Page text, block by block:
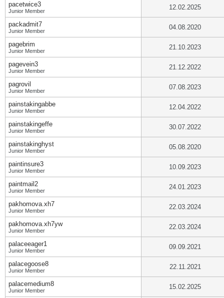
pacetwice3
Junior Member 12.02.2025
packadmit7
Junior Member 04.08.2020
pagebrim
Junior Member 21.10.2023
pagevein3
Junior Member 21.12.2022
pagrovil
Junior Member 07.08.2023
painstakingabbe
Junior Member 12.04.2022
painstakingeffe
Junior Member 30.07.2022
painstakinghyst
Junior Member 05.08.2020
paintinsure3
Junior Member 10.09.2023
paintmail2
Junior Member 24.01.2023
pakhomova.xh7
Junior Member 22.03.2024
pakhomova.xh7yw
Junior Member 22.03.2024
palaceeager1
Junior Member 09.09.2021
palacegoose8
Junior Member 22.11.2021
palacemedium8
Junior Member 15.02.2025